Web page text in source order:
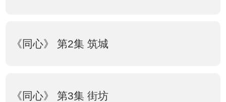
《同心》 第2集 筑城
《同心》 第3集 街坊